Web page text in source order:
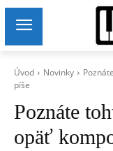
Úvod Novinky
píše
Poznáte
opäť